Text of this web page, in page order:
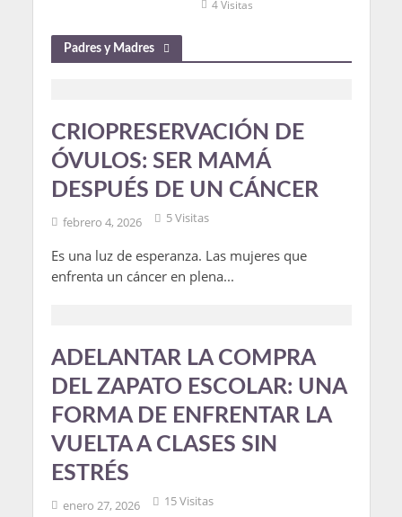
4 Visitas
Padres y Madres
CRIOPRESERVACIÓN DE
ÓVULOS: SER MAMÁ
DESPUÉS DE UN CÁNCER
febrero 4, 2026 5 Visitas
Es una luz de esperanza. Las mujeres que
enfrenta un cáncer en plena...
ADELANTAR LA COMPRA
DEL ZAPATO ESCOLAR: UNA
FORMA DE ENFRENTAR LA
VUELTA A CLASES SIN
ESTRÉS
enero 27, 2026 15 Visitas